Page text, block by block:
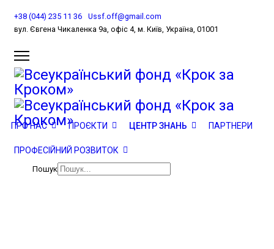
+38 (044) 235 11 36
Ussf.off@gmail.com
вул. Євгена Чикаленка 9а, офіс 4, м. Київ, Україна, 01001
ПРО НАС ПРОЄКТИ ЦЕНТР ЗНАНЬ ПАРТНЕРИ
ПРОФЕСІЙНИЙ РОЗВИТОК
Пошук
Центр знань